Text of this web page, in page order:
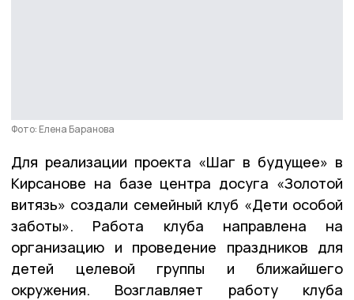
Фото: Елена Баранова
Для реализации проекта «Шаг в будущее» в
Кирсанове на базе центра досуга «Золотой
витязь» создали семейный клуб «Дети особой
заботы». Работа клуба направлена на
организацию и проведение праздников для
детей целевой группы и ближайшего
окружения. Возглавляет работу клуба